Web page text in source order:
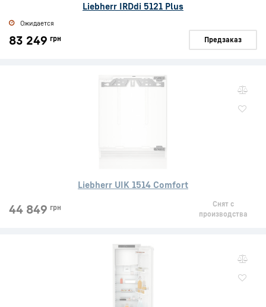
Liebherr IRDdi 5121 Plus
Ожидается
83 249 грн Предзаказ
Liebherr UIK 1514 Comfort
44 849 грн
Снят с
производства